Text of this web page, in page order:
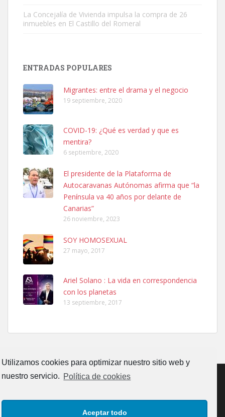
Utilizamos cookies para optimizar nuestro sitio web y
nuestro servicio. Política de cookies
Aceptar todo
06/07/2025 ZONA MESA Y LOPEZ. ES MUY ASUSTADIZO
Leales.org » Gran Canaria
Ninfa perdida
El día 5 se los perdió una ninfa papillera, asustada tiene miedo a la
calle, se perdió por la zon...
Leales.org » Gran Canaria
6.7.2025
Adopcion
Busco casa de acogida para mi perrita ya que por temas de trabajo
no la puedo tener. Solo gente r...
Gata joven encontrada
Gata joven encontrada en zona calle San Bernardo de Las Palmas
La Concejalía de Vivienda impulsa la compra de 26
inmuebles en El Castillo del Romeral
ENTRADAS POPULARES
Migrantes: entre el drama y el negocio
19 septiembre, 2020
COVID-19: ¿Qué es verdad y que es
mentira?
6 septiembre, 2020
El presidente de la Plataforma de
Autocaravanas Autónomas afirma que “la
Península va 40 años por delante de
Canarias”
26 noviembre, 2023
SOY HOMOSEXUAL
27 mayo, 2017
Ariel Solano : La vida en correspondencia
con los planetas
13 septiembre, 2017